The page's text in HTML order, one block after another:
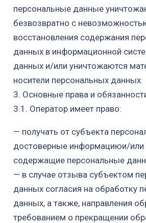
персональные данные
безвозвратно с
восстановления содержания
данных в информационной
данных и/или уничтожаются
носители персональных данных.
3. Основные права и
3.1. Оператор имеет право:
— получать от субъекта
достоверные информациюи/или
содержащие персональные
— в случае отзыва субъектом
данных согласия на обработку
данных, а также, направления
требованием о прекращении